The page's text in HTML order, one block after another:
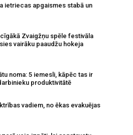
ietriecas apgaismes stabā un
Zvaigžņu spēle festivāla
vairāku paaudžu hokeja
noma: 5 iemesli, kāpēc tas ir
produktivitātē
vadiem, no ēkas evakuējas